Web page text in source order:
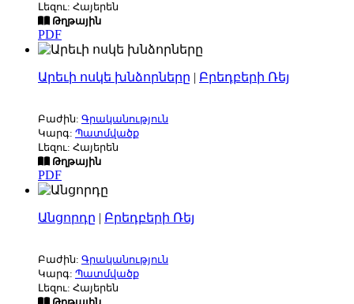
Լեզու: Հայերեն
Թղթային
PDF
Արեւի ոսկե խնձորները | Բրեդբերի Ռեյ
Բաժին: Գրականություն
Կարգ: Պատմվածք
Լեզու: Հայերեն
Թղթային
PDF
Անցորդը | Բրեդբերի Ռեյ
Բաժին: Գրականություն
Կարգ: Պատմվածք
Լեզու: Հայերեն